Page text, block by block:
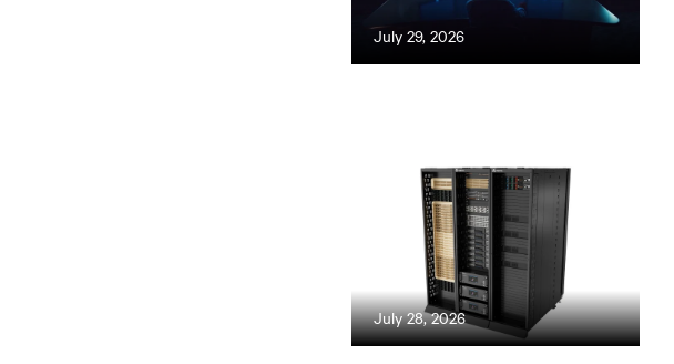
July 29, 2026
July 28, 2026